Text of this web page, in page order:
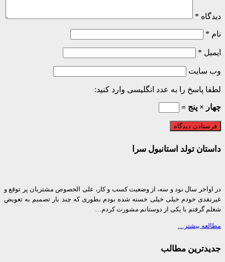
*
*
پاسخ را به عدد انگلیسی وارد کنید:
× پنج =
تولد استانبول سرا
سال نود و سه، از وضعیت کسب و کار، علی الخصوص مشتریان پر توقع و
خودم خیلی خیلی خسته شده بودم بطوری که چند بار تصمیم به تعویض
گرفتم با یکی از دوستانم مشورت کردم…
بیشتر…
مطالب